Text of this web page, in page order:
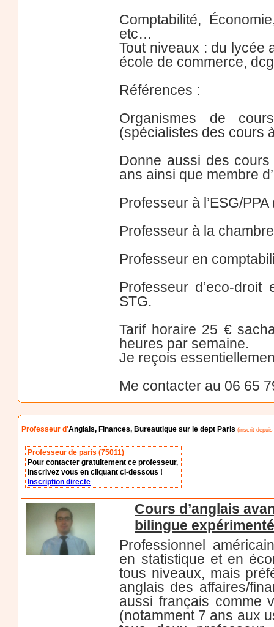
Comptabilité,
etc…
Tout niveaux : du lycée
école de commerce,
Références :
Organismes de
(spécialistes des cours
Donne aussi des
ans ainsi que membre
Professeur à l’ESG/
Professeur à la
Professeur en
Professeur d’eco-
STG.
Tarif horaire 25 €
heures par semaine.
Je reçois
Me contacter au 06 65
Professeur d'Anglais, Finances, Bureautique sur le dept Paris (inscrit
Professeur de paris (75011)
Pour contacter gratuitement ce professeur,
inscrivez vous en cliquant ci-dessous !
Inscription directe
Cours d’anglais
bilingue
Professionnel
en statistique et en
tous niveaux, mais
anglais des affaires/
aussi français comme
(notamment 7 ans aux